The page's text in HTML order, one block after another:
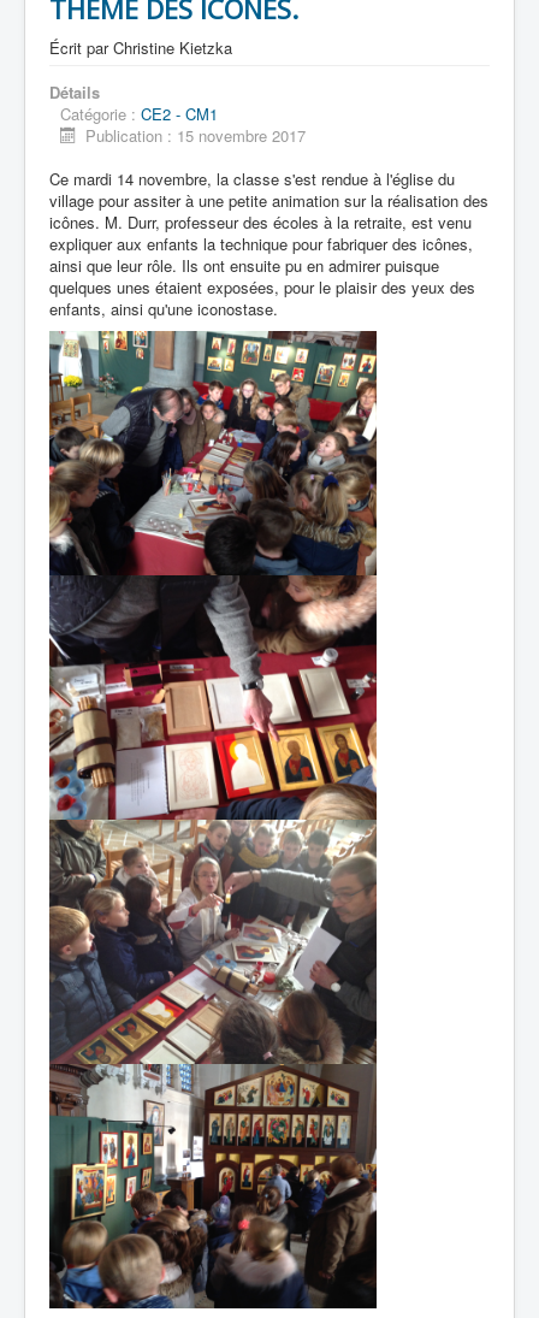
THEME DES ICONES.
Écrit parChristine Kietzka
Détails
Catégorie : CE2 - CM1
Publication : 15 novembre 2017
Ce mardi 14 novembre, la classe s'est rendue à l'église du
village pour assiter à une petite animation sur la réalisation des
icônes. M. Durr, professeur des écoles à la retraite, est venu
expliquer aux enfants la technique pour fabriquer des icônes,
ainsi que leur rôle. Ils ont ensuite pu en admirer puisque
quelques unes étaient exposées, pour le plaisir des yeux des
enfants, ainsi qu'une iconostase.